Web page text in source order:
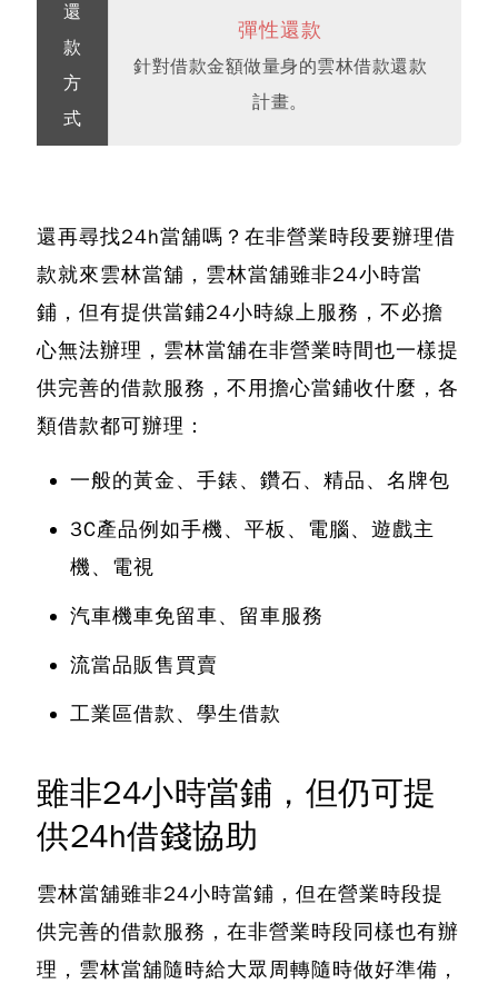
還
款
方
式
彈性還款
針對借款金額做量身的雲林借款還款
計畫。
還再尋找24h當舖嗎？在非營業時段要辦理借
款就來雲林當舖， 雲林當舖雖非24小時當
鋪，但有提供當鋪24小時線上服務 ，不必擔
心無法辦理，雲林當舖在非營業時間也一樣提
供完善的借款服務，不用擔心當鋪收什麼，各
類借款都可辦理：
一般的黃金、手錶、鑽石、精品、名牌包
3C產品例如手機、平板、電腦、遊戲主
機、電視
汽車機車免留車、留車服務
流當品販售買賣
工業區借款、學生借款
雖非24小時當鋪，但仍可提
供24h借錢協助
雲林當舖雖非24小時當鋪，但在營業時段提
供完善的借款服務 ，在非營業時段同樣也有辦
理，雲林當舖隨時給大眾周轉隨時做好準備，